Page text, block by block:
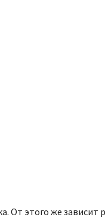
От этого же зависит